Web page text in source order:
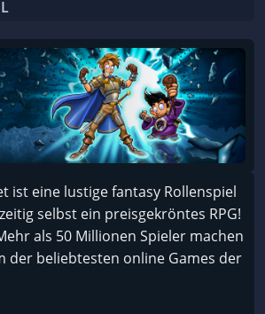
ist eine lustige fantasy Rollenspiel
selbst ein preisgekröntes RPG!
als 50 Millionen Spieler machen
der beliebtesten online Games der